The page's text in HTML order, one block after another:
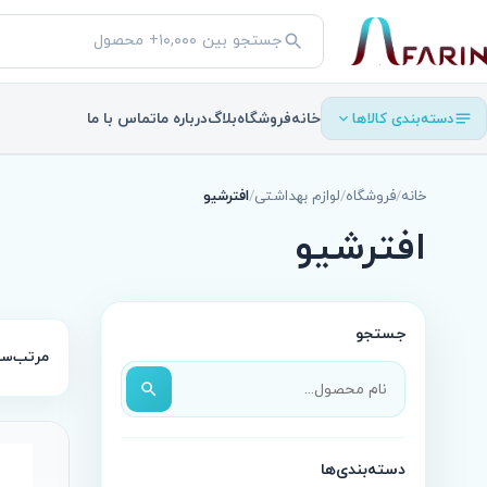
جستجو
در
محصولات
جستجو
دسته‌بندی کالاها خانهفروشگاهبلاگدرباره ماتماس با ما
خانه/فروشگاه/لوازم بهداشتی/افترشیو
افترشیو
جستجو
جستجو
محصولات
دسته‌بندی‌ها